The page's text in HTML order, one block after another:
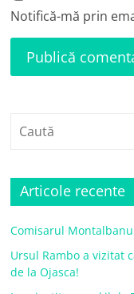
Notifică-mă prin
Articole recente
Comisarul
Ursul Rambo a vizitat
de la Ojasca!